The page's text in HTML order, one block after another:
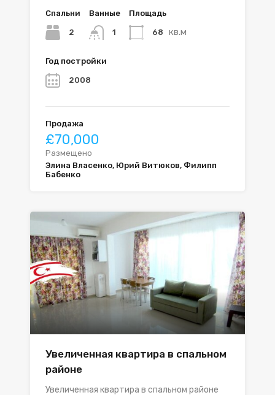
Спальни
2
Ванные
1
Площадь
68 кв.м
Год постройки
2008
Продажа
£70,000
Размещено
Элина Власенко, Юрий Витюков, Филипп
Бабенко
Увеличенная квартира в спальном
районе
Увеличенная квартира в спальном районе